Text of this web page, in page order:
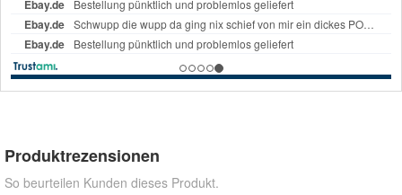
Produktrezensionen
So beurteilen Kunden dieses Produkt.